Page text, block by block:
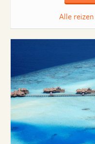
Alle reizen